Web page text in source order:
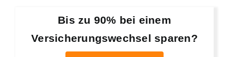
Bis zu 90% bei einem
Versicherungswechsel sparen?